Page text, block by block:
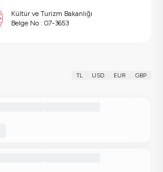
Kültür ve Turizm Bakanlığı
Belge No : 07-3653
TL USD EUR GBP